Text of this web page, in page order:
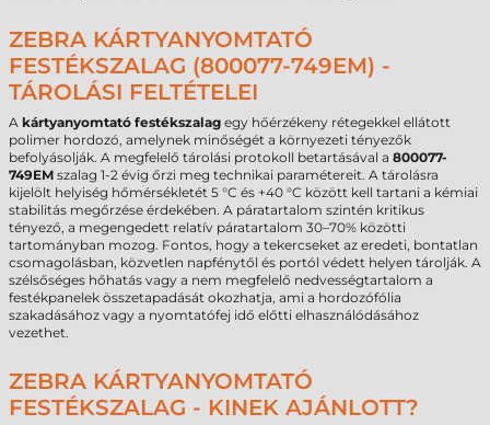
ZEBRA KÁRTYANYOMTATÓ
FESTÉKSZALAG (800077-749EM) -
TÁROLÁSI FELTÉTELEI
A kártyanyomtató festékszalag egy hőérzékeny rétegekkel ellátott
polimer hordozó, amelynek minőségét a környezeti tényezők
befolyásolják. A megfelelő tárolási protokoll betartásával a 800077-
749EM szalag 1-2 évig őrzi meg technikai paramétereit. A tárolásra
kijelölt helyiség hőmérsékletét 5 °C és +40 °C között kell tartani a kémiai
stabilitás megőrzése érdekében. A páratartalom szintén kritikus
tényező, a megengedett relatív páratartalom 30–70% közötti
tartományban mozog. Fontos, hogy a tekercseket az eredeti, bontatlan
csomagolásban, közvetlen napfénytől és portól védett helyen tárolják. A
szélsőséges hőhatás vagy a nem megfelelő nedvességtartalom a
festékpanelek összetapadását okozhatja, ami a hordozófólia
szakadásához vagy a nyomtatófej idő előtti elhasználódásához
vezethet.
ZEBRA KÁRTYANYOMTATÓ
FESTÉKSZALAG - KINEK AJÁNLOTT?